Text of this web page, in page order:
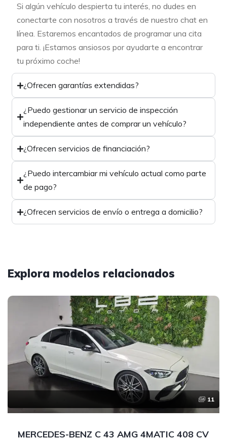
Si algún vehículo despierta tu interés, no dudes en
conectarte con nosotros a través de nuestro chat en
línea. Estaremos encantados de programar una cita
para ti. ¡Estamos ansiosos por ayudarte a encontrar
tu próximo coche!
¿Ofrecen garantías extendidas?
¿Puedo gestionar un servicio de inspección
independiente antes de comprar un vehículo?
¿Ofrecen servicios de financiación?
¿Puedo intercambiar mi vehículo actual como parte
de pago?
¿Ofrecen servicios de envío o entrega a domicilio?
Explora modelos relacionados
11
MERCEDES-BENZ C 43 AMG 4MATIC 408 CV